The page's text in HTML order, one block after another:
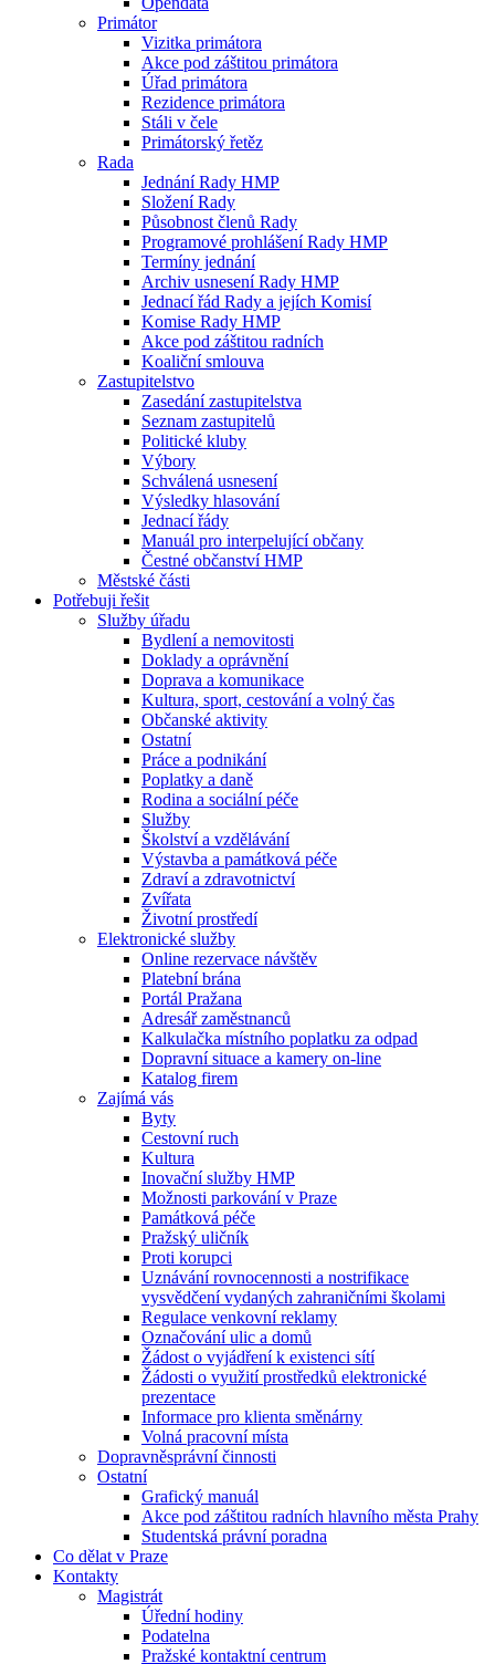
Primátor
Vizitka primátora
Akce pod záštitou primátora
Úřad primátora
Rezidence primátora
Stáli v čele
Primátorský řetěz
Rada
Jednání Rady HMP
Složení Rady
Působnost členů Rady
Programové prohlášení Rady HMP
Termíny jednání
Archiv usnesení Rady HMP
Jednací řád Rady a jejích Komisí
Komise Rady HMP
Akce pod záštitou radních
Koaliční smlouva
Zastupitelstvo
Zasedání zastupitelstva
Seznam zastupitelů
Politické kluby
Výbory
Schválená usnesení
Výsledky hlasování
Jednací řády
Manuál pro interpelující občany
Čestné občanství HMP
Městské části
Potřebuji řešit
Služby úřadu
Bydlení a nemovitosti
Doklady a oprávnění
Doprava a komunikace
Kultura, sport, cestování a volný čas
Občanské aktivity
Ostatní
Práce a podnikání
Poplatky a daně
Rodina a sociální péče
Služby
Školství a vzdělávání
Výstavba a památková péče
Zdraví a zdravotnictví
Zvířata
Životní prostředí
Elektronické služby
Online rezervace návštěv
Platební brána
Portál Pražana
Adresář zaměstnanců
Kalkulačka místního poplatku za odpad
Dopravní situace a kamery on-line
Katalog firem
Zajímá vás
Byty
Cestovní ruch
Kultura
Inovační služby HMP
Možnosti parkování v Praze
Památková péče
Pražský uličník
Proti korupci
Uznávání rovnocennosti a nostrifikace
vysvědčení vydaných zahraničními školami
Regulace venkovní reklamy
Označování ulic a domů
Žádost o vyjádření k existenci sítí
Žádosti o využití prostředků elektronické
prezentace
Informace pro klienta směnárny
Volná pracovní místa
Dopravněsprávní činnosti
Ostatní
Grafický manuál
Akce pod záštitou radních hlavního města Prahy
Studentská právní poradna
Co dělat v Praze
Kontakty
Magistrát
Úřední hodiny
Podatelna
Pražské kontaktní centrum